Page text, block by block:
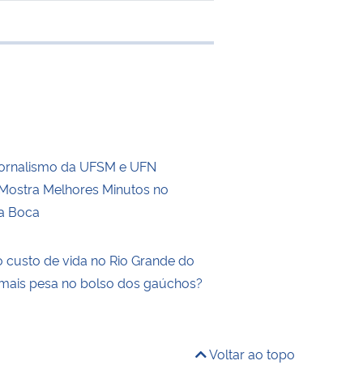
transferência
da UFSM e UFN
Melhores Minutos no
Boca
custo de vida no Rio Grande do
pesa no bolso dos gaúchos?
Voltar ao topo